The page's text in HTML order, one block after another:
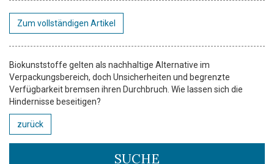
Zum vollständigen Artikel
Biokunststoffe gelten als nachhaltige Alternative im
Verpackungsbereich, doch Unsicherheiten und begrenzte
Verfügbarkeit bremsen ihren Durchbruch. Wie lassen sich die
Hindernisse beseitigen?
zurück
SUCHE